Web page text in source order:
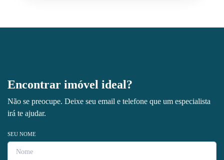
Encontrar imóvel ideal?
Não se preocupe. Deixe seu email e telefone que um especialista
irá te ajudar.
SEU NOME